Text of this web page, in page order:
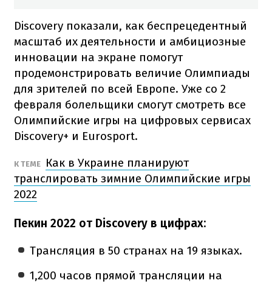
Discovery показали, как беспрецедентный
масштаб их деятельности и амбициозные
инновации на экране помогут
продемонстрировать величие Олимпиады
для зрителей по всей Европе. Уже со 2
февраля болельщики смогут смотреть все
Олимпийские игры на цифровых сервисах
Discovery+ и Eurosport.
К ТЕМЕ
Как в Украине планируют
транслировать зимние Олимпийские игры
2022
Пекин 2022 от Discovery в цифрах:
Трансляция в 50 странах на 19 языках.
1,200 часов прямой трансляции на